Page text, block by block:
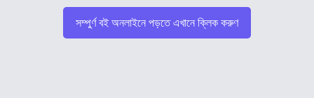
সম্পুর্ণ বই অনলাইনে পড়তে এখানে ক্লিক করুণ